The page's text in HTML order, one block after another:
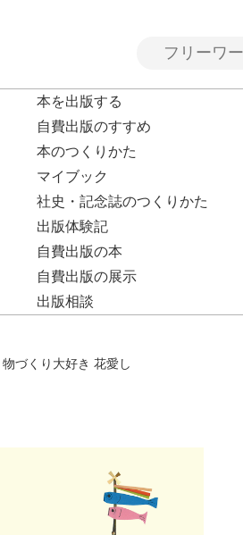
本を出版する
自費出版のすすめ
本のつくりかた
マイブック
社史・記念誌のつくりかた
出版体験記
自費出版の本
自費出版の展示
出版相談
物づくり大好き 花愛し